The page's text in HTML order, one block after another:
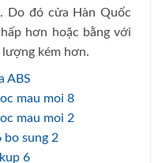
Do đó cửa Hàn Quốc
hơn hoặc bằng với
lượng kém hơn.